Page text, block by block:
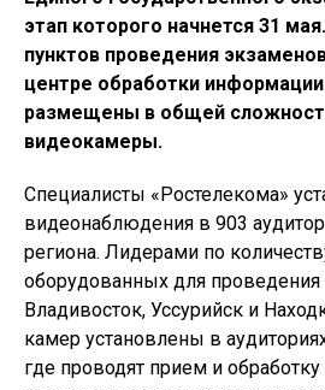
этап которого начнется 31
пунктов проведения
центре обработки
размещены в общей
видеокамеры.
Специалисты «Ростелекома»
видеонаблюдения в 903
региона. Лидерами по
оборудованных для проведения
Владивосток, Уссурийск и
камер установлены в
где проводят прием и